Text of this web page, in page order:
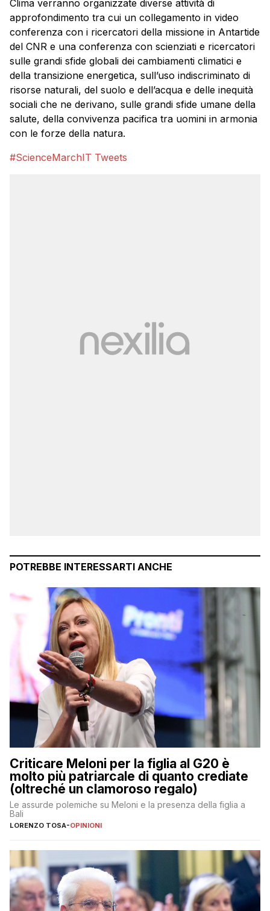
Clima verranno organizzate diverse attività di
approfondimento tra cui un collegamento in video
conferenza con i ricercatori della missione in Antartide
del CNR e una conferenza con scienziati e ricercatori
sulle grandi sfide globali dei cambiamenti climatici e
della transizione energetica, sull’uso indiscriminato di
risorse naturali, del suolo e dell’acqua e delle inequità
sociali che ne derivano, sulle grandi sfide umane della
salute, della convivenza pacifica tra uomini in armonia
con le forze della natura.
#ScienceMarchIT Tweets
POTREBBE INTERESSARTI ANCHE
Criticare Meloni per la figlia al G20 è
molto più patriarcale di quanto crediate
(oltreché un clamoroso regalo)
Le assurde polemiche su Meloni e la presenza della figlia a
Bali
LORENZO TOSA-OPINIONI